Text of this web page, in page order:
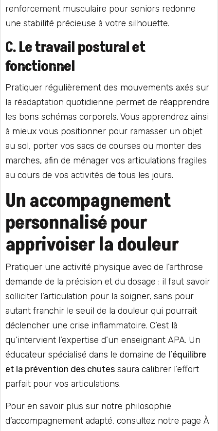
renforcement musculaire pour seniors redonne
une stabilité précieuse à votre silhouette.
C. Le travail postural et
fonctionnel
Pratiquer régulièrement des mouvements axés sur
la réadaptation quotidienne permet de réapprendre
les bons schémas corporels. Vous apprendrez ainsi
à mieux vous positionner pour ramasser un objet
au sol, porter vos sacs de courses ou monter des
marches, afin de ménager vos articulations fragiles
au cours de vos activités de tous les jours.
Un accompagnement
personnalisé pour
apprivoiser la douleur
Pratiquer une activité physique avec de l’arthrose
demande de la précision et du dosage : il faut savoir
solliciter l’articulation pour la soigner, sans pour
autant franchir le seuil de la douleur qui pourrait
déclencher une crise inflammatoire. C’est là
qu’intervient l’expertise d’un enseignant APA. Un
éducateur spécialisé dans le domaine de l’équilibre
et la prévention des chutes saura calibrer l’effort
parfait pour vos articulations.
Pour en savoir plus sur notre philosophie
d’accompagnement adapté, consultez notre page À